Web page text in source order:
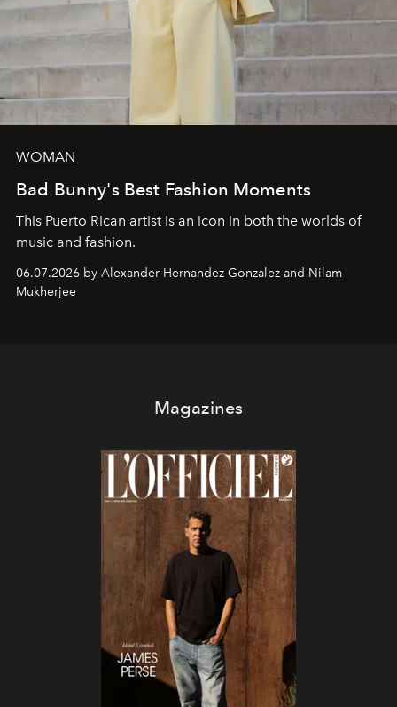
WOMAN
Bad Bunny's Best Fashion Moments
This Puerto Rican artist is an icon in both the worlds of
music and fashion.
06.07.2026 by Alexander Hernandez Gonzalez and Nilam
Mukherjee
Magazines